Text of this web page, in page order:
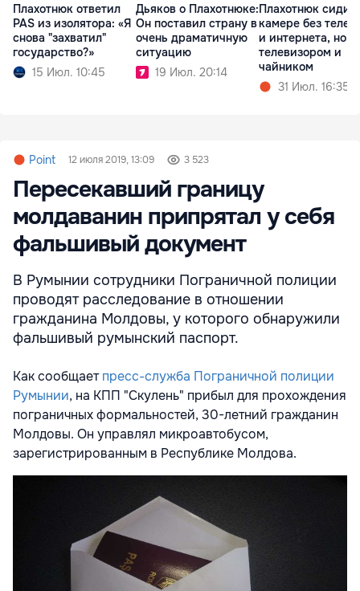
Плахотнюк ответил
PAS из изолятора: «Я
снова "захватил"
государство?»
15 Июл. 10:45
Дьяков о Плахотнюке:
Он поставил страну в
очень драматичную
ситуацию
19 Июл. 20:14
Плахотнюк сидит
камере без
и интернета, но с
телевизором и
чайником
31 Июл. 16:35
Point 12 июля 2019, 13:09 3 523
Пересекавший границу
молдаванин припрятал у себя
фальшивый документ
В Румынии сотрудники Пограничной полиции
проводят расследование в отношении
гражданина Молдовы, у которого обнаружили
фальшивый румынский паспорт.
Как сообщаетпресс-служба Пограничной полиции
Румынии, на КПП "Скулень" прибыл для прохождения
пограничных формальностей, 30-летний гражданин
Молдовы. Он управлял микроавтобусом,
зарегистрированным в Республике Молдова.